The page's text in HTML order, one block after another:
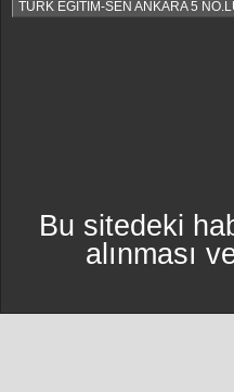
TÜRK EĞİTİM-SEN ANKARA 5
Bu sitedeki
alınması